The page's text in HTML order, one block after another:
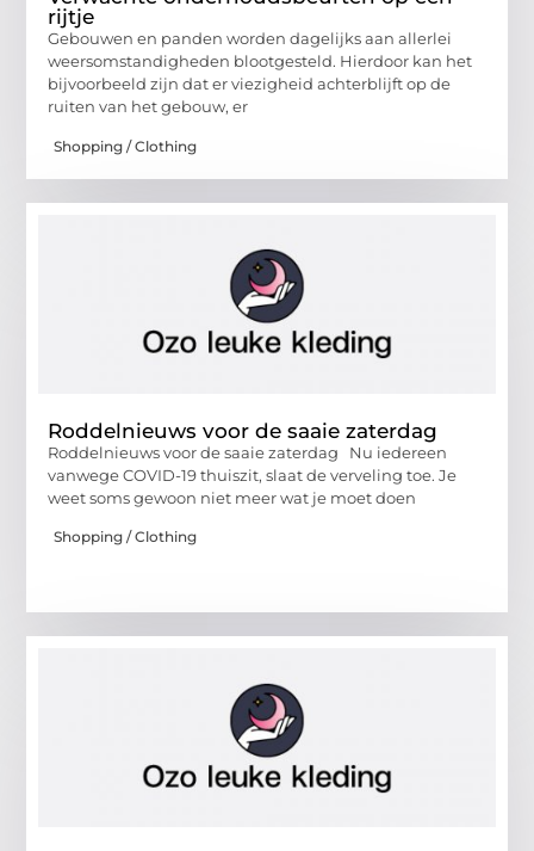
rijtje
Gebouwen en panden worden dagelijks aan allerlei
weersomstandigheden blootgesteld. Hierdoor kan het
bijvoorbeeld zijn dat er viezigheid achterblijft op de
ruiten van het gebouw, er
Shopping / Clothing
Roddelnieuws voor de saaie zaterdag
Roddelnieuws voor de saaie zaterdag Nu iedereen
vanwege COVID-19 thuiszit, slaat de verveling toe. Je
weet soms gewoon niet meer wat je moet doen
Shopping / Clothing